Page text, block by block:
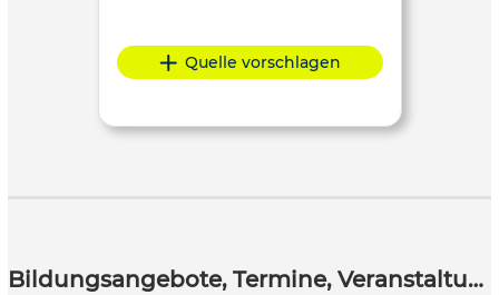
Quelle vorschlagen
Bildungsangebote, Termine, Veranstaltungen